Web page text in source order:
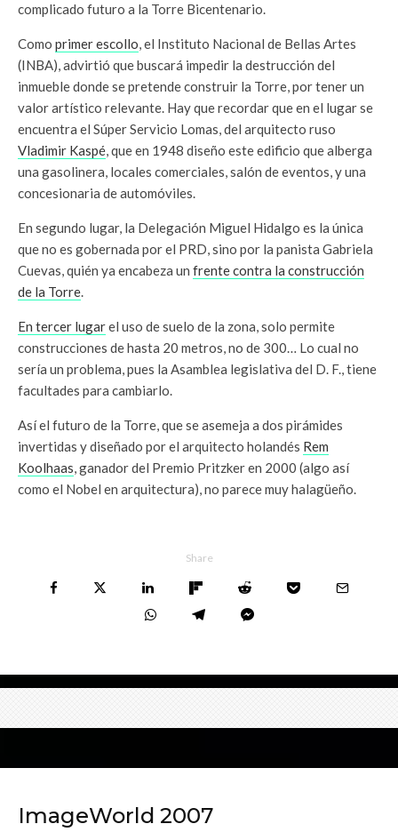
complicado futuro a la Torre Bicentenario.
Como primer escollo, el Instituto Nacional de Bellas Artes
(INBA), advirtió que buscará impedir la destrucción del
inmueble donde se pretende construir la Torre, por tener un
valor artístico relevante. Hay que recordar que en el lugar se
encuentra el Súper Servicio Lomas, del arquitecto ruso
Vladimir Kaspé, que en 1948 diseño este edificio que alberga
una gasolinera, locales comerciales, salón de eventos, y una
concesionaria de automóviles.
En segundo lugar, la Delegación Miguel Hidalgo es la única
que no es gobernada por el PRD, sino por la panista Gabriela
Cuevas, quién ya encabeza un frente contra la construcción
de la Torre.
En tercer lugarel uso de suelo de la zona, solo permite
construcciones de hasta 20 metros, no de 300… Lo cual no
sería un problema, pues la Asamblea legislativa del D. F., tiene
facultades para cambiarlo.
Así el futuro de la Torre, que se asemeja a dos pirámides
invertidas y diseñado por el arquitecto holandés Rem
Koolhaas, ganador del Premio Pritzker en 2000 (algo así
como el Nobel en arquitectura), no parece muy halagüeño.
Share
ImageWorld 2007